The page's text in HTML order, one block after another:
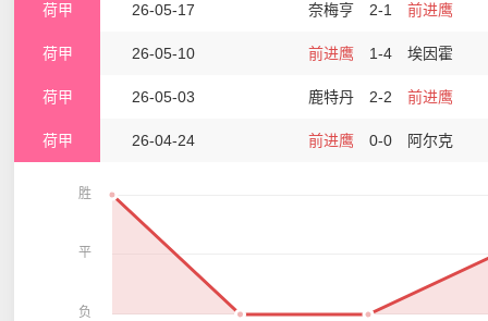
荷甲 26-05-17 奈梅亨 2-1 前进鹰
荷甲 26-05-10 前进鹰 1-4 埃因霍
荷甲 26-05-03 鹿特丹 2-2 前进鹰
荷甲 26-04-24 前进鹰 0-0 阿尔克
胜
平
负